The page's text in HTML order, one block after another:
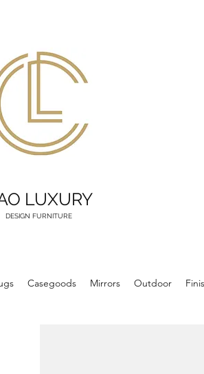
LUXURY
DESIGN FURNITURE
Casegoods Mirrors Outdoor